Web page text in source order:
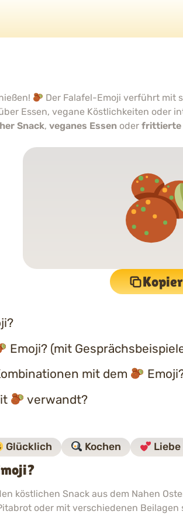
Der Falafel-Emoji verführt mit
Essen, vegane Köstlichkeiten oder
Snack, veganes Essen oder frittierte
Emoji? (mit
mit dem
verwandt?
Glücklich Kochen Liebe
köstlichen Snack aus dem Nahen
oder mit verschiedenen Beilagen